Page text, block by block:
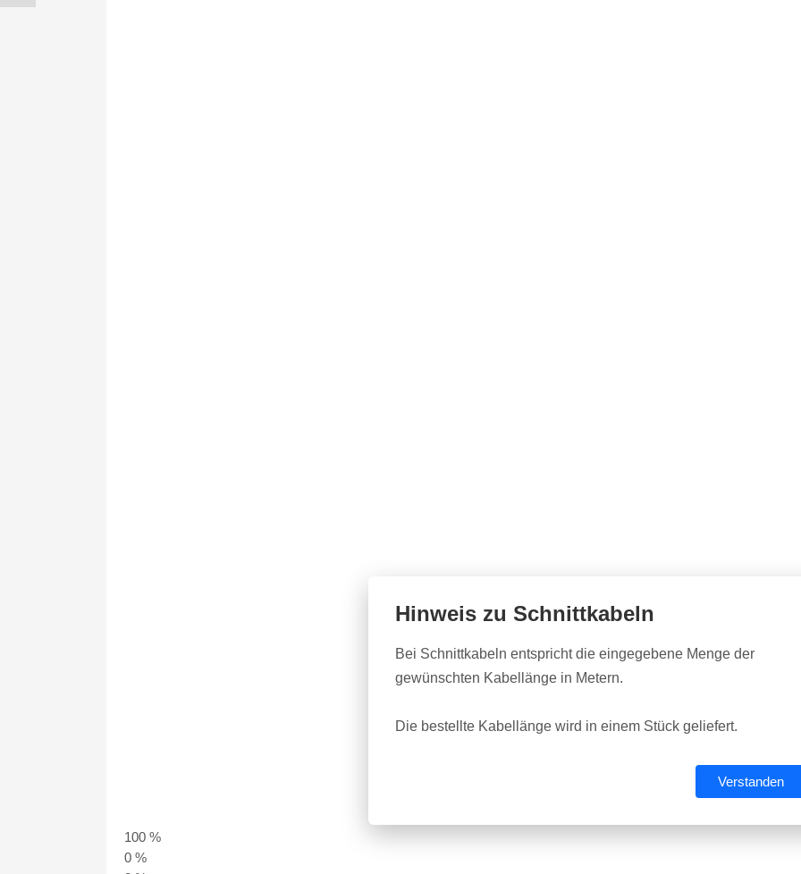
Hinweis zu Schnittkabeln
Bei Schnittkabeln entspricht die eingegebene Menge der
gewünschten Kabellänge in Metern.
Die bestellte Kabellänge wird in einem Stück geliefert.
Verstanden
100 %
0 %